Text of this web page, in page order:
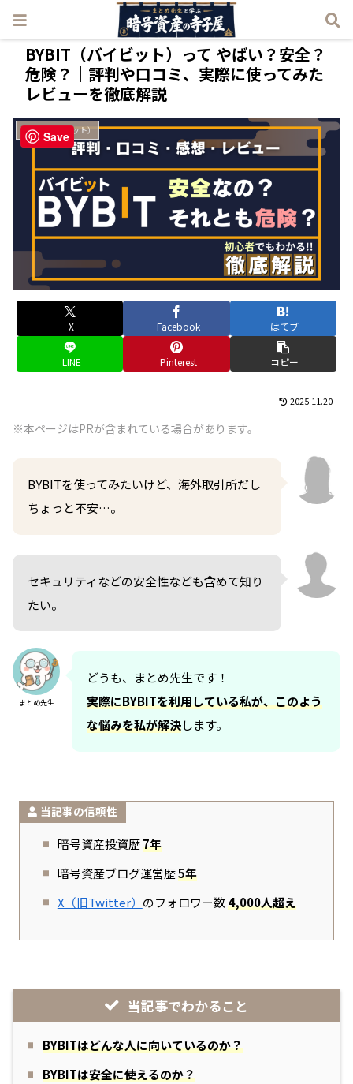
BYBIT（バイビット）って やばい？安全？
危険？｜評判や口コミ、実際に使ってみた
レビューを徹底解説
BYBIT（バイビット）
X Facebook はてブ
LINE Pinterest コピー
2025.11.20
※本ページはPRが含まれている場合があります。
BYBITを使ってみたいけど、海外取引所だし
ちょっと不安…。
セキュリティなどの安全性なども含めて知り
たい。
まとめ先生
どうも、まとめ先生です！
実際にBYBITを利用している私が、このよう
な悩みを私が解決します。
当記事の信頼性
暗号資産投資歴7年
暗号資産ブログ運営歴5年
X（旧Twitter） のフォロワー数4,000人超え
当記事でわかること
BYBITはどんな人に向いているのか？
BYBITは安全に使えるのか？
Save